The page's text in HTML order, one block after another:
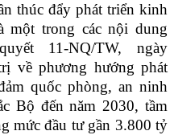
thúc đẩy phát triển kinh
trong các nội dung
11-NQ/TW, ngày
về phương hướng phát
quốc phòng, an ninh
Bộ đến năm 2030, tầm
mức đầu tư gần 3.800 tỷ